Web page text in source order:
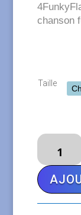
chanson
Taille
quantité
Pull
N.Y.N.J.